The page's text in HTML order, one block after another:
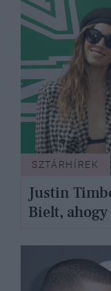
SZTÁRHÍREK
Justin
Bielt,